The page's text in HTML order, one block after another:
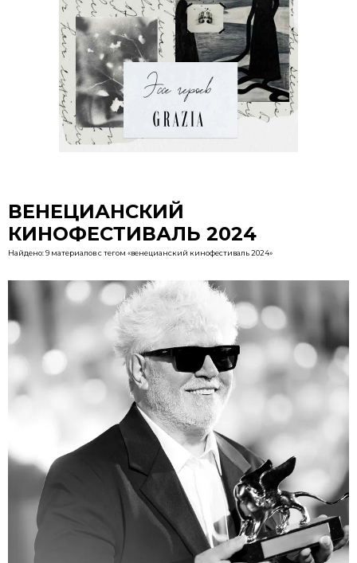
ВЕНЕЦИАНСКИЙ
КИНОФЕСТИВАЛЬ 2024
Найдено: 9 материалов с тегом «венецианский кинофестиваль 2024»